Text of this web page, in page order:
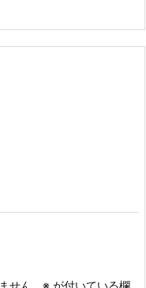
せん。 ※ が付いている欄